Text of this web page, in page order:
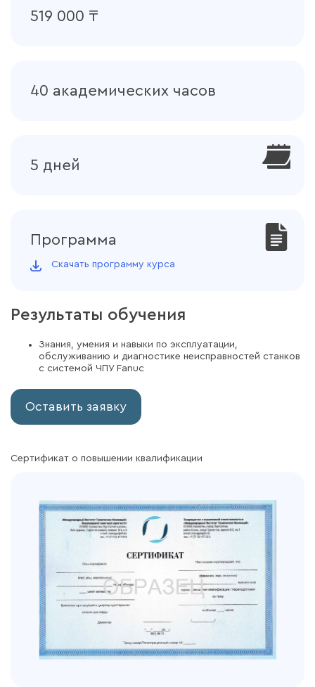
519 000 ₸
40 академических часов
5 дней
Программа
Скачать программу курса
Результаты обучения
Знания, умения и навыки по эксплуатации,
обслуживанию и диагностике неисправностей станков
с системой ЧПУ Fanuc
Оставить заявку
Сертификат о повышении квалификации